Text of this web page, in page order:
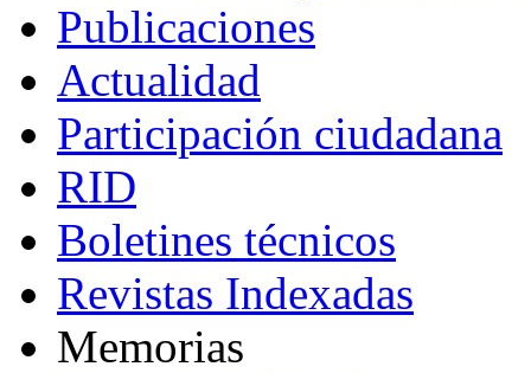
Publicaciones
Actualidad
Participación ciudadana
RID
Boletines técnicos
Revistas Indexadas
Memorias